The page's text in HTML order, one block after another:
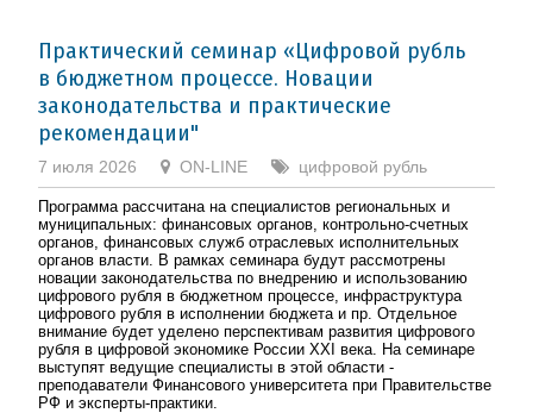
Практический семинар «Цифровой рубль
в бюджетном процессе. Новации
законодательства и практические
рекомендации"
7 июля 2026 ON-LINE цифровой рубль
Программа рассчитана на специалистов региональных и
муниципальных: финансовых органов, контрольно-счетных
органов, финансовых служб отраслевых исполнительных
органов власти. В рамках семинара будут рассмотрены
новации законодательства по внедрению и использованию
цифрового рубля в бюджетном процессе, инфраструктура
цифрового рубля в исполнении бюджета и пр. Отдельное
внимание будет уделено перспективам развития цифрового
рубля в цифровой экономике России XXI века. На семинаре
выступят ведущие специалисты в этой области -
преподаватели Финансового университета при Правительстве
РФ и эксперты-практики.